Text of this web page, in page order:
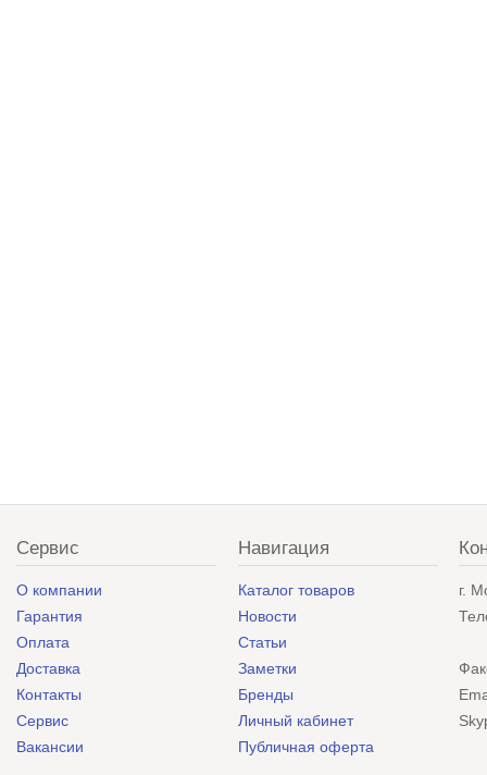
Сервис
О компании
Гарантия
Оплата
Доставка
Контакты
Сервис
Вакансии
Навигация
Каталог товаров
Новости
Статьи
Заметки
Бренды
Личный кабинет
Публичная оферта
г.